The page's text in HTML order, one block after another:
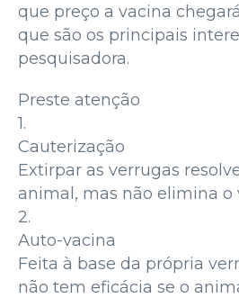
que preço a vacina
que são os principais
pesquisadora.
Preste atenção
1.
Cauterização
Extirpar as verrugas
animal, mas não elimina o
2.
Auto-vacina
Feita à base da própria
não tem eficácia se o